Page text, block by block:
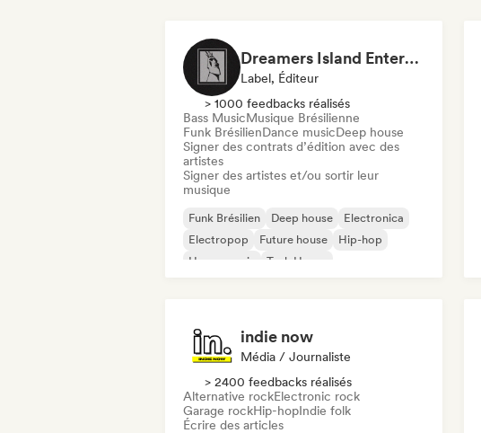
Dreamers Island Entertainment
Label, Éditeur
> 1000 feedbacks réalisés
Bass MusicMusique Brésilienne
Funk BrésilienDance musicDeep house
Signer des contrats d’édition avec des
artistes
Signer des artistes et/ou sortir leur
musique
Funk Brésilien Deep house
Electronica
Electropop
Future house
Hip-hop
House music
Tech House
indie now
Média / Journaliste
> 2400 feedbacks réalisés
Alternative rockElectronic rock
Garage rockHip-hopIndie folk
Écrire des articles